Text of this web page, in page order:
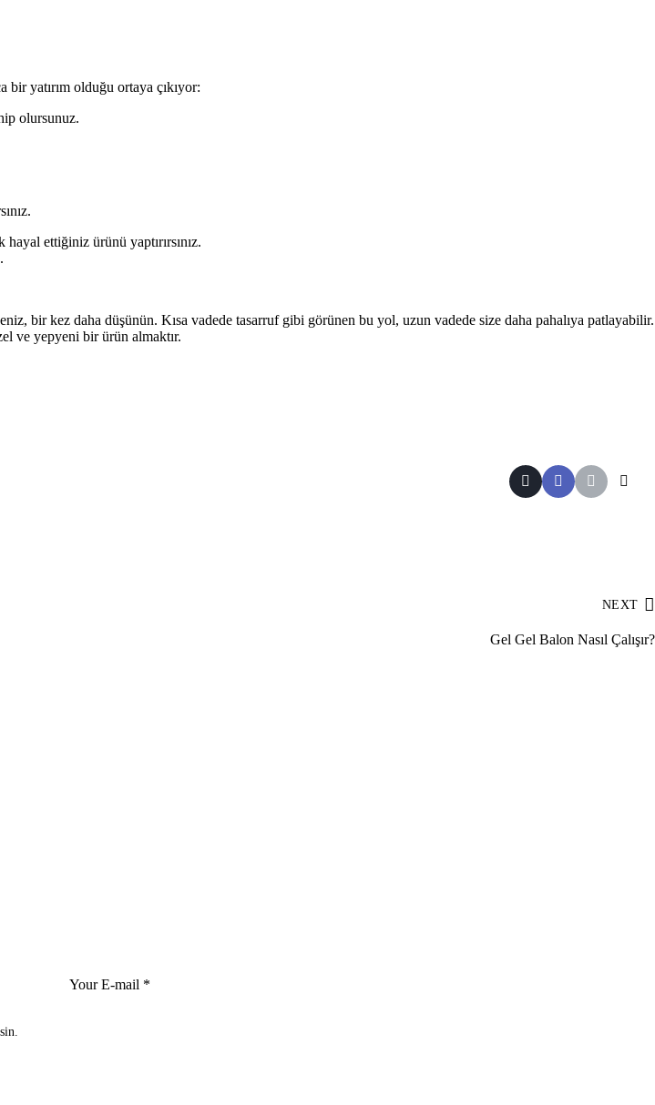
yatırım olduğu ortaya çıkıyor:
olursunuz.
ettiğiniz ürünü yaptırırsınız.
bir kez daha düşünün. Kısa vadede tasarruf gibi görünen bu yol, uzun vadede size daha pahalıya patlayabilir.
ve yepyeni bir ürün almaktır.
NEXT
Gel Gel Balon Nasıl Çalışır?